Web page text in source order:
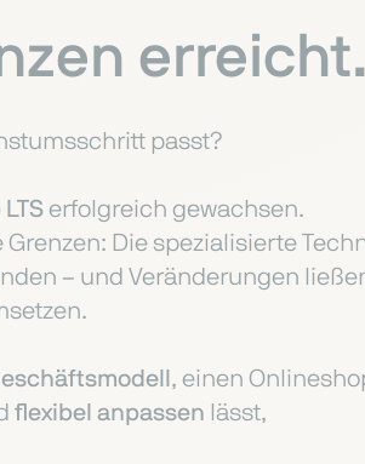
passt?
erfolgreich gewachsen.
Die spezialisierte
– und Veränderungen
, einen
flexibel anpassen lässt,